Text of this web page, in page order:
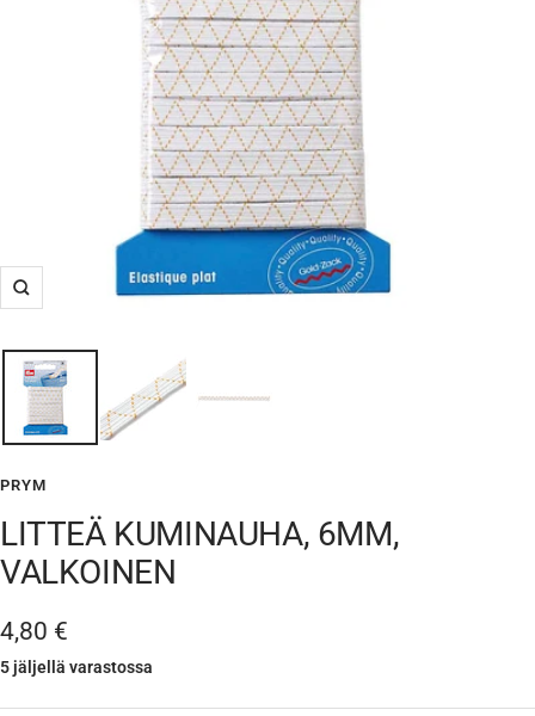
Suurenna
PRYM
LITTEÄ KUMINAUHA, 6MM,
VALKOINEN
Alennushinta
4,80 €
5 jäljellä varastossa